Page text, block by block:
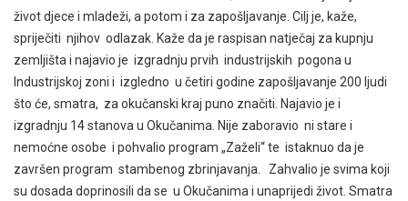
život djece i mladeži, a potom i za zapošljavanje. Cilj je, kaže,
spriječiti njihov odlazak. Kaže da je raspisan natječaj za kupnju
zemljišta i najavio je izgradnju prvih industrijskih pogona u
Industrijskoj zoni i izgledno u četiri godine zapošljavanje 200 ljudi
što će, smatra, za okučanski kraj puno značiti. Najavio je i
izgradnju 14 stanova u Okučanima. Nije zaboravio ni stare i
nemoćne osobe i pohvalio program „Zaželi“ te istaknuo da je
završen program stambenog zbrinjavanja. Zahvalio je svima koji
su dosada doprinosili da se u Okučanima i unaprijedi život. Smatra